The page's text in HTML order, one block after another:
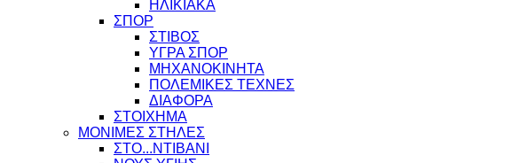
ΗΛΙΚΙΑΚΑ
ΣΠΟΡ
ΣΤΙΒΟΣ
ΥΓΡΑ ΣΠΟΡ
ΜΗΧΑΝΟΚΙΝΗΤΑ
ΠΟΛΕΜΙΚΕΣ ΤΕΧΝΕΣ
ΔΙΑΦΟΡΑ
ΣΤΟΙΧΗΜΑ
ΜΟΝΙΜΕΣ ΣΤΗΛΕΣ
ΣΤΟ...ΝΤΙΒΑΝΙ